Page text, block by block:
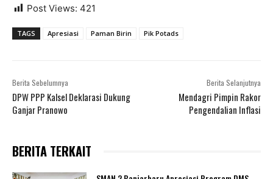
Post Views: 421
TAGS Apresiasi Paman Birin Pik Potads
Berita Sebelumnya
DPW PPP Kalsel Deklarasi Dukung
Ganjar Pranowo
Berita Selanjutnya
Mendagri Pimpin Rakor
Pengendalian Inflasi
BERITA TERKAIT